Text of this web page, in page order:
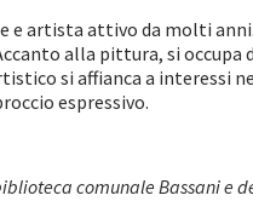
e artista attivo da molti
alla pittura, si occupa
si affianca a interessi
espressivo.
comunale Bassani e